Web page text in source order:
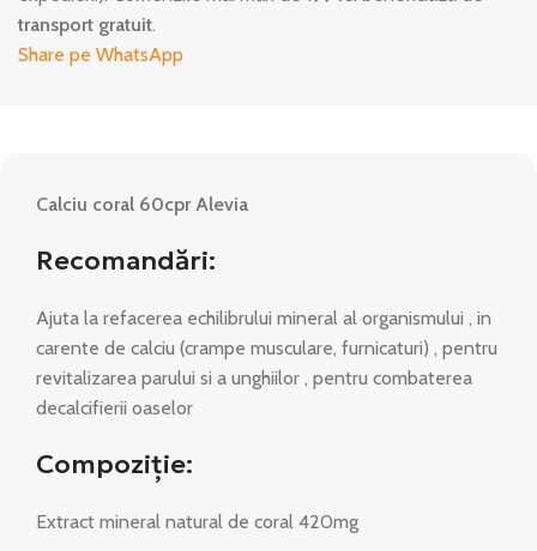
transport gratuit.
Share pe WhatsApp
Calciu coral 60cpr Alevia
Recomandări:
Ajuta la refacerea echilibrului mineral al organismului , in
carente de calciu (crampe musculare, furnicaturi) , pentru
revitalizarea parului si a unghiilor , pentru combaterea
decalcifierii oaselor
Compoziţie:
Extract mineral natural de coral 420mg